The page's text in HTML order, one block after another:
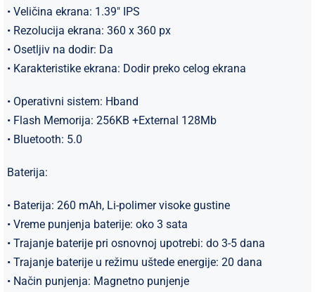
• Veličina ekrana: 1.39″ IPS
• Rezolucija ekrana: 360 x 360 px
• Osetljiv na dodir: Da
• Karakteristike ekrana: Dodir preko celog ekrana
• Operativni sistem: Hband
• Flash Memorija: 256KB +External 128Mb
• Bluetooth: 5.0
Baterija:
• Baterija: 260 mAh, Li-polimer visoke gustine
• Vreme punjenja baterije: oko 3 sata
• Trajanje baterije pri osnovnoj upotrebi: do 3-5 dana
• Trajanje baterije u režimu uštede energije: 20 dana
• Način punjenja: Magnetno punjenje